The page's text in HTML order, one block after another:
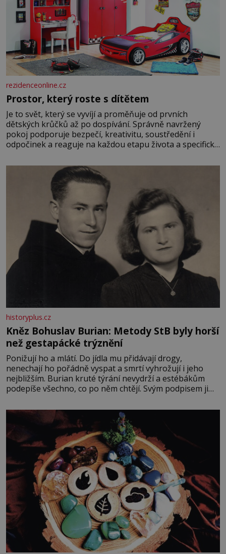
rezidenceonline.cz
Prostor, který roste s dítětem
Je to svět, který se vyvíjí a proměňuje od prvních
dětských krůčků až po dospívání. Správně navržený
pokoj podporuje bezpečí, kreativitu, soustředění i
odpočinek a reaguje na každou etapu života a specifické
měkkost a bezpečí, proto by pokoj miminka měl působit
především klidně a útulně. Předškolní věk je
historyplus.cz
Kněz Bohuslav Burian: Metody StB byly horší
než gestapácké trýznění
Ponižují ho a mlátí. Do jídla mu přidávají drogy,
nenechají ho pořádně vyspat a smrtí vyhrožují i jeho
nejbližším. Burian kruté týrání nevydrží a estébákům
podepíše všechno, co po něm chtějí. Svým podpisem jim
fyzický ani psychický nátlak. Syn brněnského řezníka
chce být knězem a